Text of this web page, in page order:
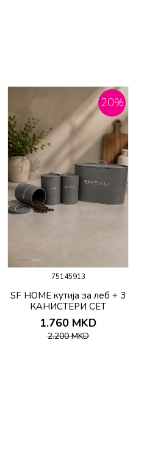
20%
75145913
SF HOME кутија за леб + 3
КАНИСТЕРИ СЕТ
1.760 MKD
2.200MKD